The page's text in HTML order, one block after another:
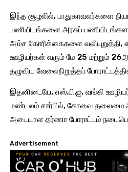
இந்த சூழலில், பாதுகாவலர்களை
பணியிடங்களை அரசுப்
அம்ச கோரிக்கைகளை வலியுறுத்தி,
ஊழியர்கள் வரும் மே 25 மற்றும்
தழுவிய வேலைநிறுத்தப்
இதனிடையே, எஸ்.பி.ஐ. வங்கி
மண்டலம் சார்பில், கோவை தலைமை
அடையாள தர்ணா போராட்டம்
Advertisement